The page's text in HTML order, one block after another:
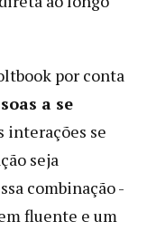
por conta
a se
interações se
seja
combinação -
fluente e um